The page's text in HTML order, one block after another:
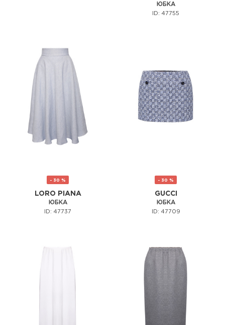
ЮБКА
ID: 47755
- 30 %
LORO PIANA
ЮБКА
ID: 47737
- 30 %
GUCCI
ЮБКА
ID: 47709